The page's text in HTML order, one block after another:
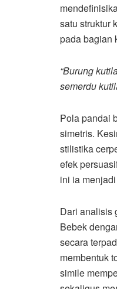
satu struktur
pada bagian
“Burung
semerdu
Pola pandai
simetris.
stilistika
efek
ini ia
Dari analisis
Bebek
secara
membentuk
simile